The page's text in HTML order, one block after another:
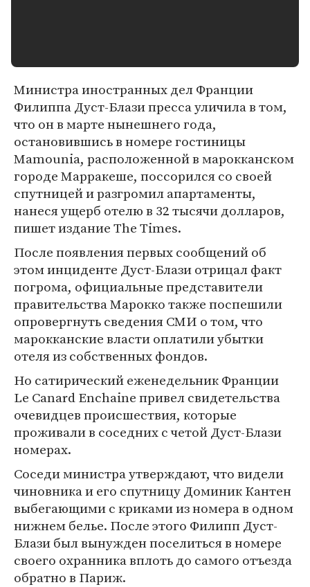
Министра иностранных дел Франции
Филиппа Дуст-Блази пресса уличила в том,
что он в марте нынешнего года,
остановившись в номере гостиницы
Mamounia, расположенной в марокканском
городе Марракеше, поссорился со своей
спутницей и разгромил апартаменты,
нанеся ущерб отелю в 32 тысячи долларов,
пишет издание The Times.
После появления первых сообщений об
этом инциденте Дуст-Блази отрицал факт
погрома, официальные представители
правительства Марокко также поспешили
опровергнуть сведения СМИ о том, что
марокканские власти оплатили убытки
отеля из собственных фондов.
Но сатирический еженедельник Франции
Le Canard Enchaine привел свидетельства
очевидцев происшествия, которые
проживали в соседних с четой Дуст-Блази
номерах.
Соседи министра утверждают, что видели
чиновника и его спутницу Доминик Кантен
выбегающими с криками из номера в одном
нижнем белье. После этого Филипп Дуст-
Блази был вынужден поселиться в номере
своего охранника вплоть до самого отъезда
обратно в Париж.